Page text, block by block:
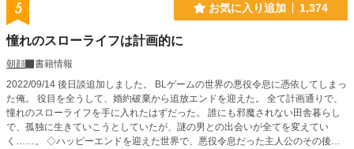
5 お気に入り追加 1,374
憧れのスローライフは計画的に
朝顔
書籍情報
2022/09/14 後日談追加しました。 BLゲームの世界の悪役令息に憑依してしまっ
た俺。 役目を全うして、婚約破棄から追放エンドを迎えた。 全て計画通りで、
憧れのスローライフを手に入れたはずだった。 誰にも邪魔されない田舎暮らし
で、孤独に生きていこうとしていたが、謎の男との出会いが全てを変えてい
く……。 ◇ハッピーエンドを迎えた世界で、悪役令息だった主人公のその後の